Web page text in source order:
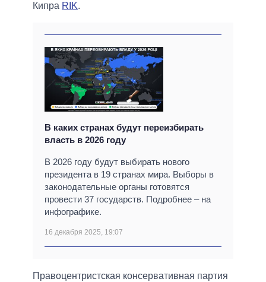
Кипра RIK.
В каких странах будут переизбирать
власть в 2026 году
В 2026 году будут выбирать нового
президента в 19 странах мира. Выборы в
законодательные органы готовятся
провести 37 государств. Подробнее – на
инфографике.
16 декабря 2025, 19:07
Правоцентристская консервативная партия